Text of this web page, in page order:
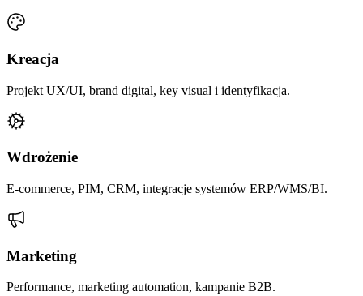
Kreacja
Projekt UX/UI, brand digital, key visual i identyfikacja.
Wdrożenie
E-commerce, PIM, CRM, integracje systemów ERP/WMS/BI.
Marketing
Performance, marketing automation, kampanie B2B.